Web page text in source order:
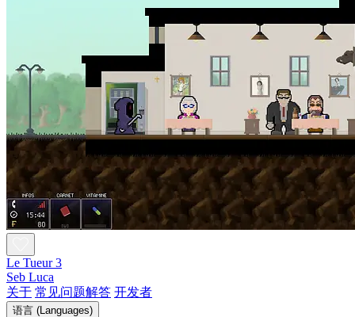
Le Tueur 3
Seb Luca
关于 常见问题解答 开发者
语言 (Languages)